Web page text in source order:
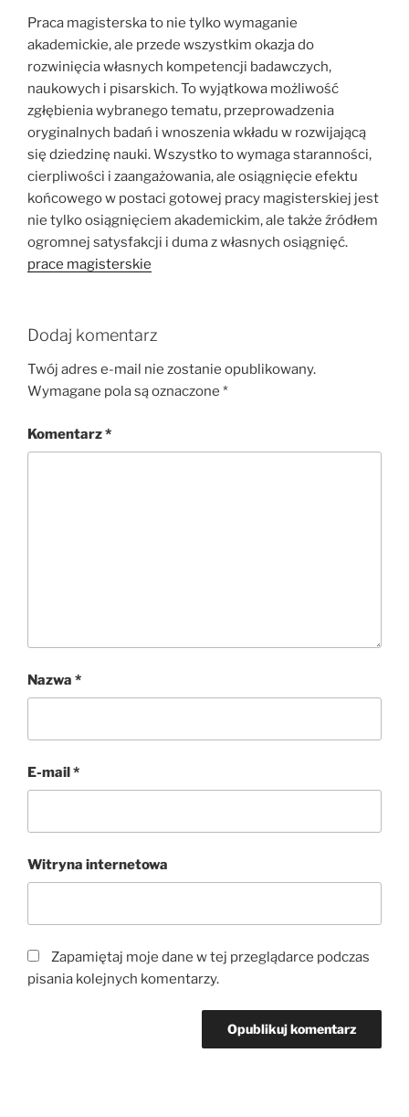
Praca magisterska to nie tylko wymaganie
akademickie, ale przede wszystkim okazja do
rozwinięcia własnych kompetencji badawczych,
naukowych i pisarskich. To wyjątkowa możliwość
zgłębienia wybranego tematu, przeprowadzenia
oryginalnych badań i wnoszenia wkładu w rozwijającą
się dziedzinę nauki. Wszystko to wymaga staranności,
cierpliwości i zaangażowania, ale osiągnięcie efektu
końcowego w postaci gotowej pracy magisterskiej jest
nie tylko osiągnięciem akademickim, ale także źródłem
ogromnej satysfakcji i duma z własnych osiągnięć.
prace magisterskie
Dodaj komentarz
Twój adres e-mail nie zostanie opublikowany.
Wymagane pola są oznaczone *
Komentarz*
Nazwa *
E-mail*
Witryna internetowa
Zapamiętaj moje dane w tej przeglądarce podczas
pisania kolejnych komentarzy.